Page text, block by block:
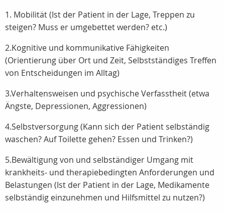
1. Mobilität (Ist der Patient in der Lage, Treppen zu
steigen? Muss er umgebettet werden? etc.)
2.Kognitive und kommunikative Fähigkeiten
(Orientierung über Ort und Zeit, Selbstständiges Treffen
von Entscheidungen im Alltag)
3.Verhaltensweisen und psychische Verfasstheit (etwa
Ängste, Depressionen, Aggressionen)
4.Selbstversorgung (Kann sich der Patient selbständig
waschen? Auf Toilette gehen? Essen und Trinken?)
5.Bewältigung von und selbständiger Umgang mit
krankheits- und therapiebedingten Anforderungen und
Belastungen (Ist der Patient in der Lage, Medikamente
selbständig einzunehmen und Hilfsmittel zu nutzen?)